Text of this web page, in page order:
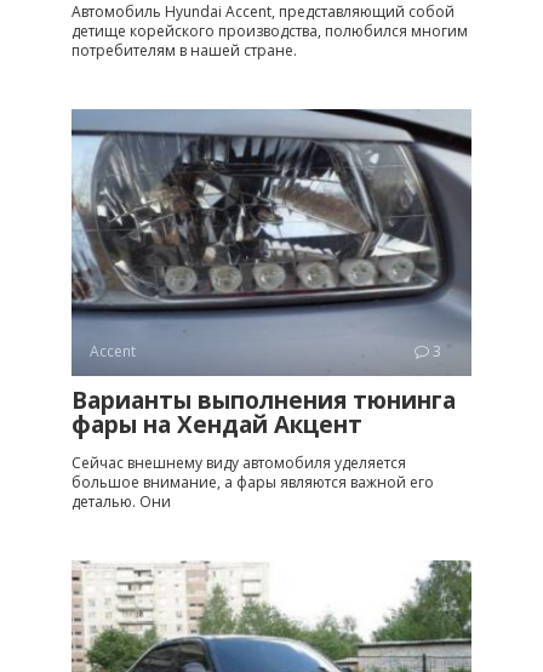
Автомобиль Hyundai Accent, представляющий собой
детище корейского производства, полюбился многим
потребителям в нашей стране.
Accent 3
Варианты выполнения тюнинга
фары на Хендай Акцент
Сейчас внешнему виду автомобиля уделяется
большое внимание, а фары являются важной его
деталью. Они